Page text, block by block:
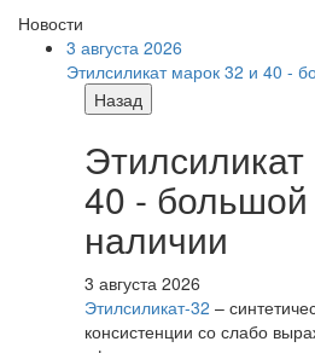
Новости
3 августа 2026
Этилсиликат марок 32 и 40 -
Назад
40 -
наличии
3 августа 2026
Этилсиликат-32 –
консистенции со слабо